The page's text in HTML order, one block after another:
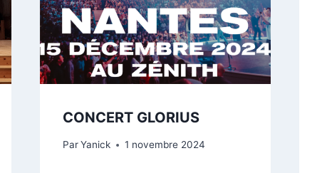
CONCERT GLORIUS
Par Yanick 1 novembre 2024